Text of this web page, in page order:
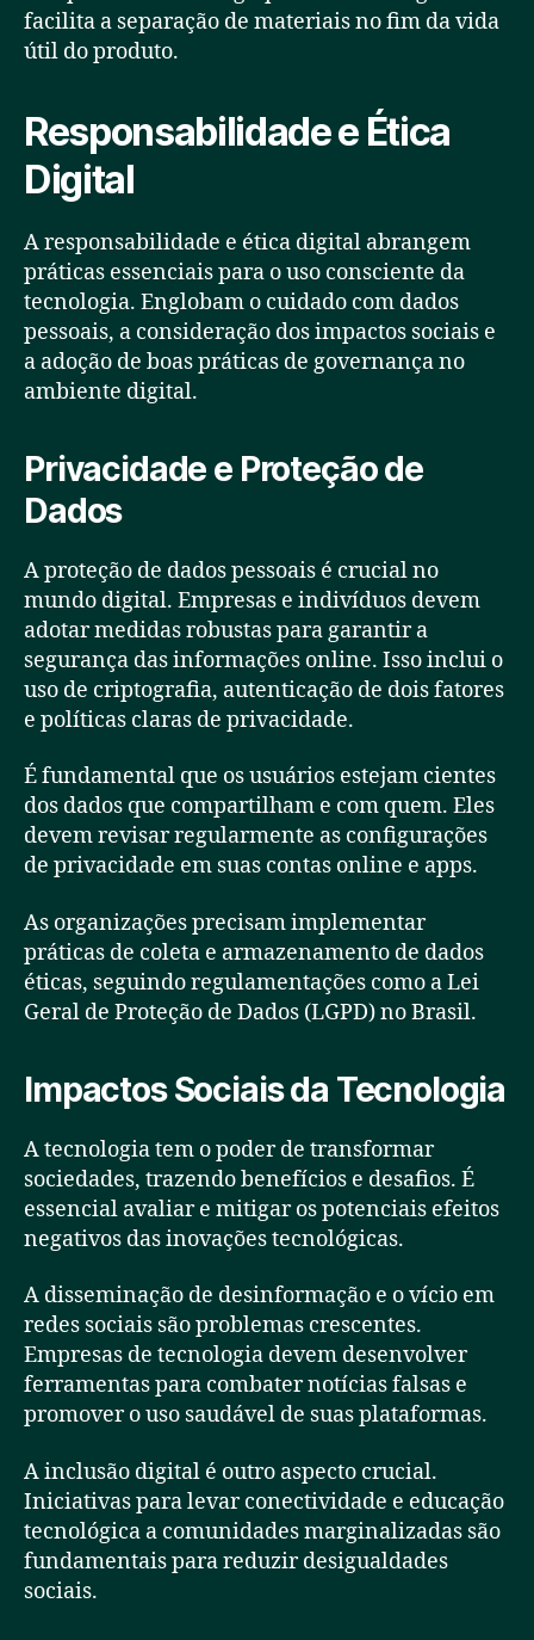
facilita a separação de materiais no fim da vida
útil do produto.
Responsabilidade e Ética
Digital
A responsabilidade e ética digital abrangem
práticas essenciais para o uso consciente da
tecnologia. Englobam o cuidado com dados
pessoais, a consideração dos impactos sociais e
a adoção de boas práticas de governança no
ambiente digital.
Privacidade e Proteção de
Dados
A proteção de dados pessoais é crucial no
mundo digital. Empresas e indivíduos devem
adotar medidas robustas para garantir a
segurança das informações online. Isso inclui o
uso de criptografia, autenticação de dois fatores
e políticas claras de privacidade.
É fundamental que os usuários estejam cientes
dos dados que compartilham e com quem. Eles
devem revisar regularmente as configurações
de privacidade em suas contas online e apps.
As organizações precisam implementar
práticas de coleta e armazenamento de dados
éticas, seguindo regulamentações como a Lei
Geral de Proteção de Dados (LGPD) no Brasil.
Impactos Sociais da Tecnologia
A tecnologia tem o poder de transformar
sociedades, trazendo benefícios e desafios. É
essencial avaliar e mitigar os potenciais efeitos
negativos das inovações tecnológicas.
A disseminação de desinformação e o vício em
redes sociais são problemas crescentes.
Empresas de tecnologia devem desenvolver
ferramentas para combater notícias falsas e
promover o uso saudável de suas plataformas.
A inclusão digital é outro aspecto crucial.
Iniciativas para levar conectividade e educação
tecnológica a comunidades marginalizadas são
fundamentais para reduzir desigualdades
sociais.